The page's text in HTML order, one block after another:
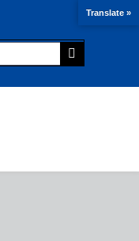
Translate »